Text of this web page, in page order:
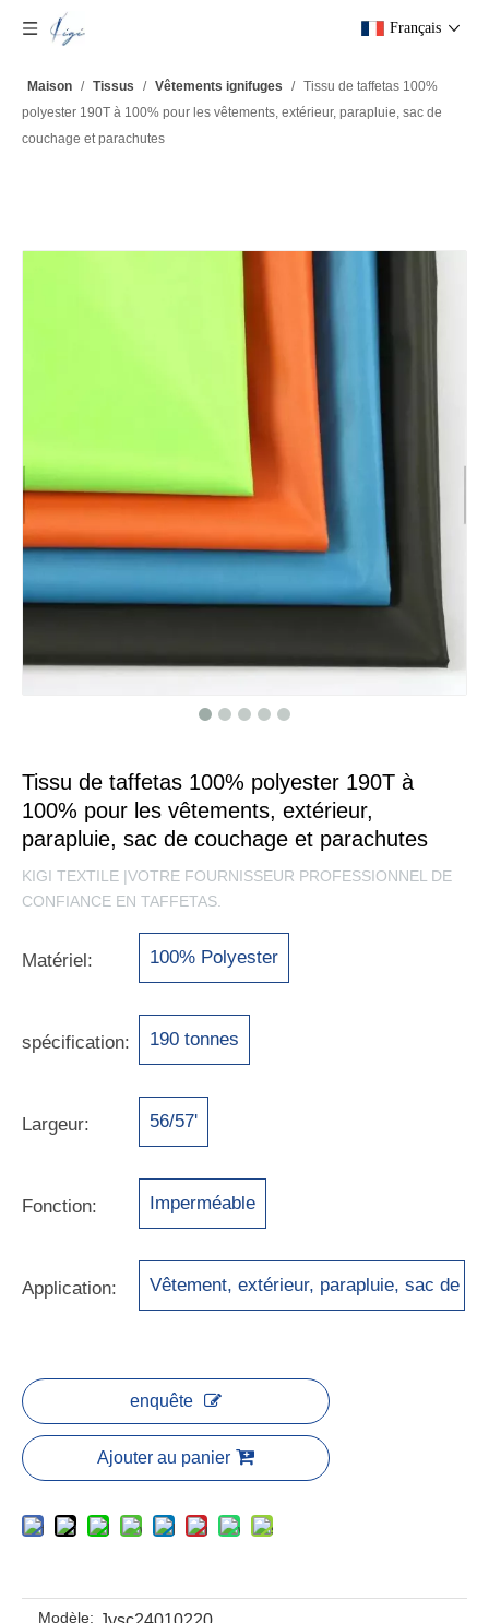
Français
Maison / Tissus / Vêtements ignifuges / Tissu de taffetas 100%
polyester 190T à 100% pour les vêtements, extérieur, parapluie, sac de
couchage et parachutes
Tissu de taffetas 100% polyester 190T à
100% pour les vêtements, extérieur,
parapluie, sac de couchage et parachutes
KIGI TEXTILE |VOTRE FOURNISSEUR PROFESSIONNEL DE
CONFIANCE EN TAFFETAS.
Matériel: 100% Polyester
spécification: 190 tonnes
Largeur: 56/57'
Fonction: Imperméable
Application:
Vêtement, extérieur, parapluie, sac de
enquête
Ajouter au panier
Modèle: